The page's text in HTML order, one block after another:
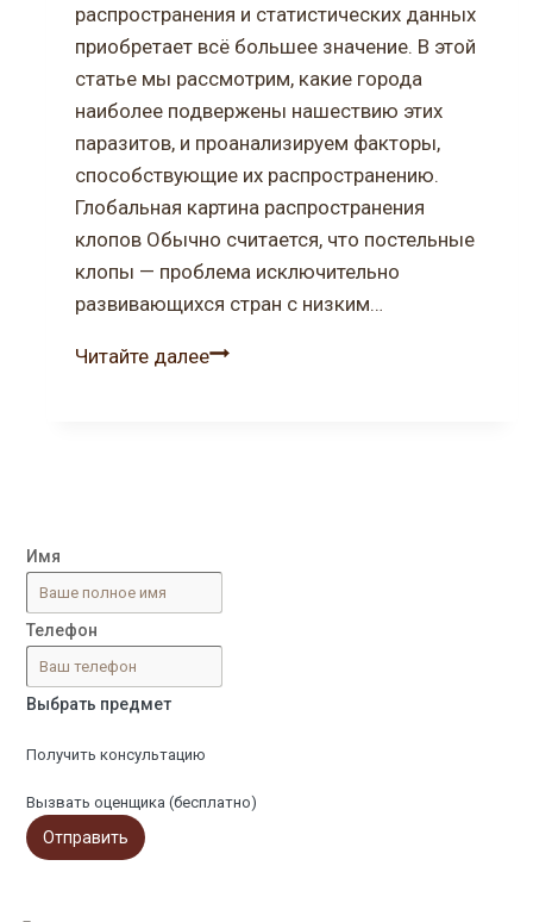
распространения и статистических данных
приобретает всё большее значение. В этой
статье мы рассмотрим, какие города
наиболее подвержены нашествию этих
паразитов, и проанализируем факторы,
способствующие их распространению.
Глобальная картина распространения
клопов Обычно считается, что постельные
клопы — проблема исключительно
развивающихся стран с низким…
Читайте далееРаспространение
городов
Имя
Телефон
Выбрать предмет
Получить консультацию
Вызвать оценщика (бесплатно)
Отправить